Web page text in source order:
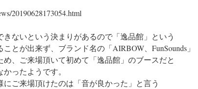
20190628173054.html
ないという決まりがあるので「逸品館」という
とが出来ず、ブランド名の「AIRBOW、FunSounds」
め、ご来場頂いて初めて「逸品館」のブースだと
ったようです。
ご来場頂けたのは「音が良かった」と言う